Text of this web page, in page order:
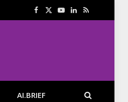
Facebook
X
YouTube
LinkedIn
RSS
AI.BRIEF